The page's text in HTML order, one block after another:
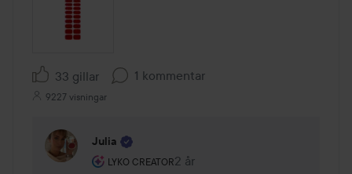
33 gillar 1 kommentar
9227 visningar
Julia
LYKO CREATOR
Användarens roll: Lyko Creator.
2 år
Kommentaren lades 2 år